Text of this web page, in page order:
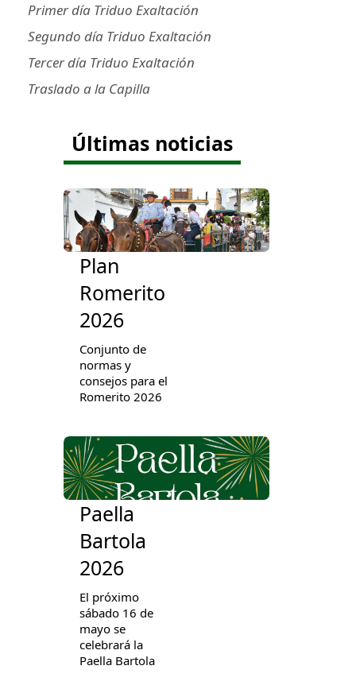
Primer día Triduo Exaltación
Segundo día Triduo Exaltación
Tercer día Triduo Exaltación
Traslado a la Capilla
Últimas noticias
Plan
Romerito
2026
Conjunto de
normas y
consejos para el
Romerito 2026
Paella
Bartola
2026
El próximo
sábado 16 de
mayo se
celebrará la
Paella Bartola